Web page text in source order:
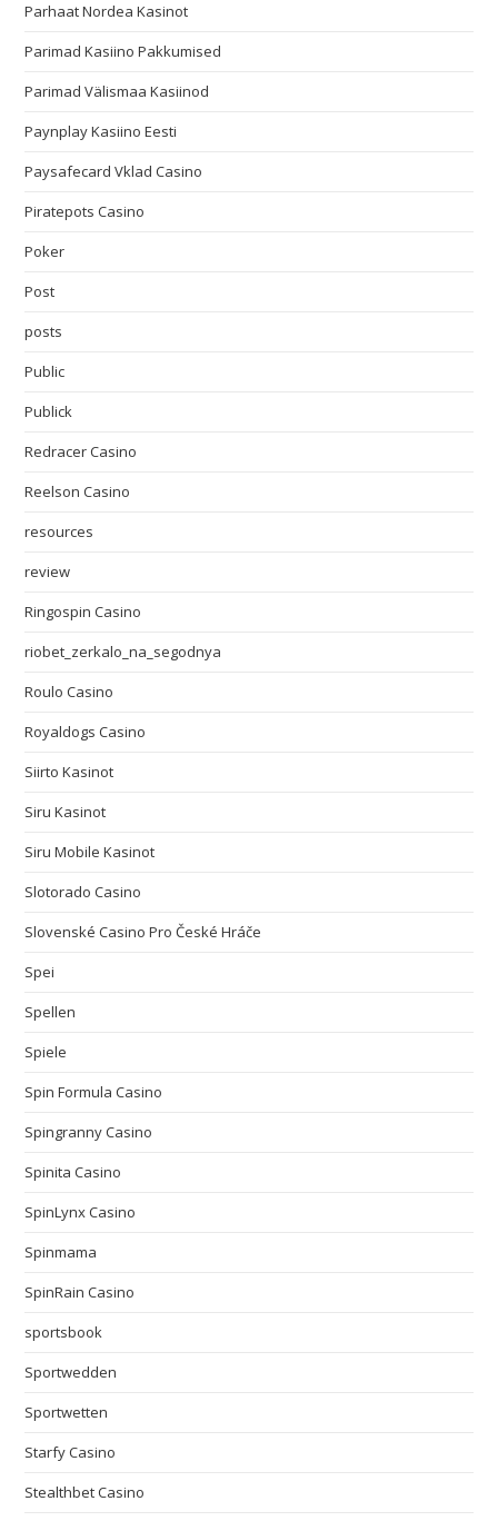
Parhaat Nordea Kasinot
Parimad Kasiino Pakkumised
Parimad Välismaa Kasiinod
Paynplay Kasiino Eesti
Paysafecard Vklad Casino
Piratepots Casino
Poker
Post
posts
Public
Publick
Redracer Casino
Reelson Casino
resources
review
Ringospin Casino
riobet_zerkalo_na_segodnya
Roulo Casino
Royaldogs Casino
Siirto Kasinot
Siru Kasinot
Siru Mobile Kasinot
Slotorado Casino
Slovenské Casino Pro České Hráče
Spei
Spellen
Spiele
Spin Formula Casino
Spingranny Casino
Spinita Casino
SpinLynx Casino
Spinmama
SpinRain Casino
sportsbook
Sportwedden
Sportwetten
Starfy Casino
Stealthbet Casino